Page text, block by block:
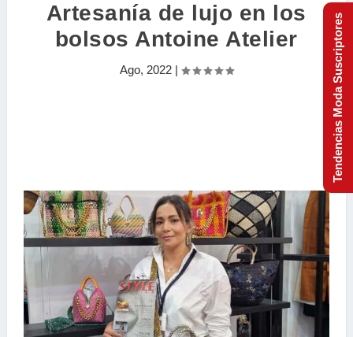
Artesanía de lujo en los
bolsos Antoine Atelier
Ago, 2022| Tendencias Moda Suscriptores